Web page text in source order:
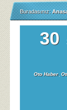
Buradasınız:
30
Oto Haber,